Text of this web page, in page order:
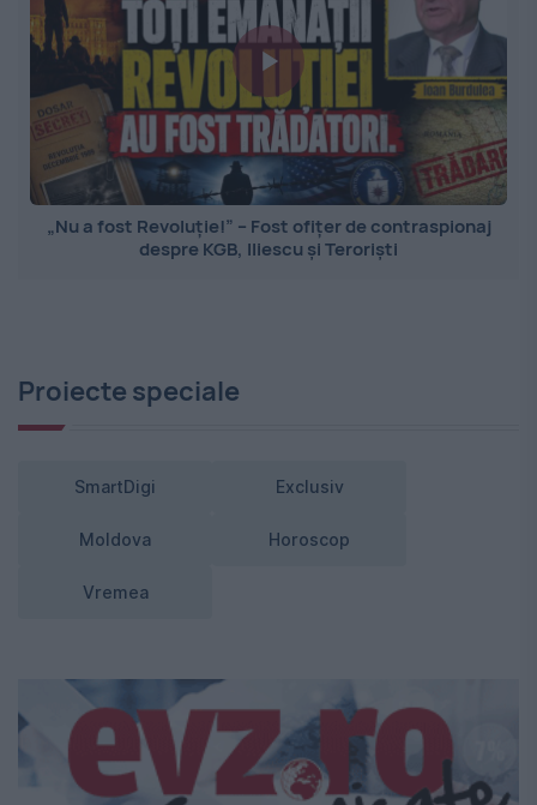
„Nu a fost Revoluție!” – Fost ofițer de contraspionaj
despre KGB, Iliescu și Teroriști
Proiecte speciale
SmartDigi Exclusiv
Moldova Horoscop
Vremea